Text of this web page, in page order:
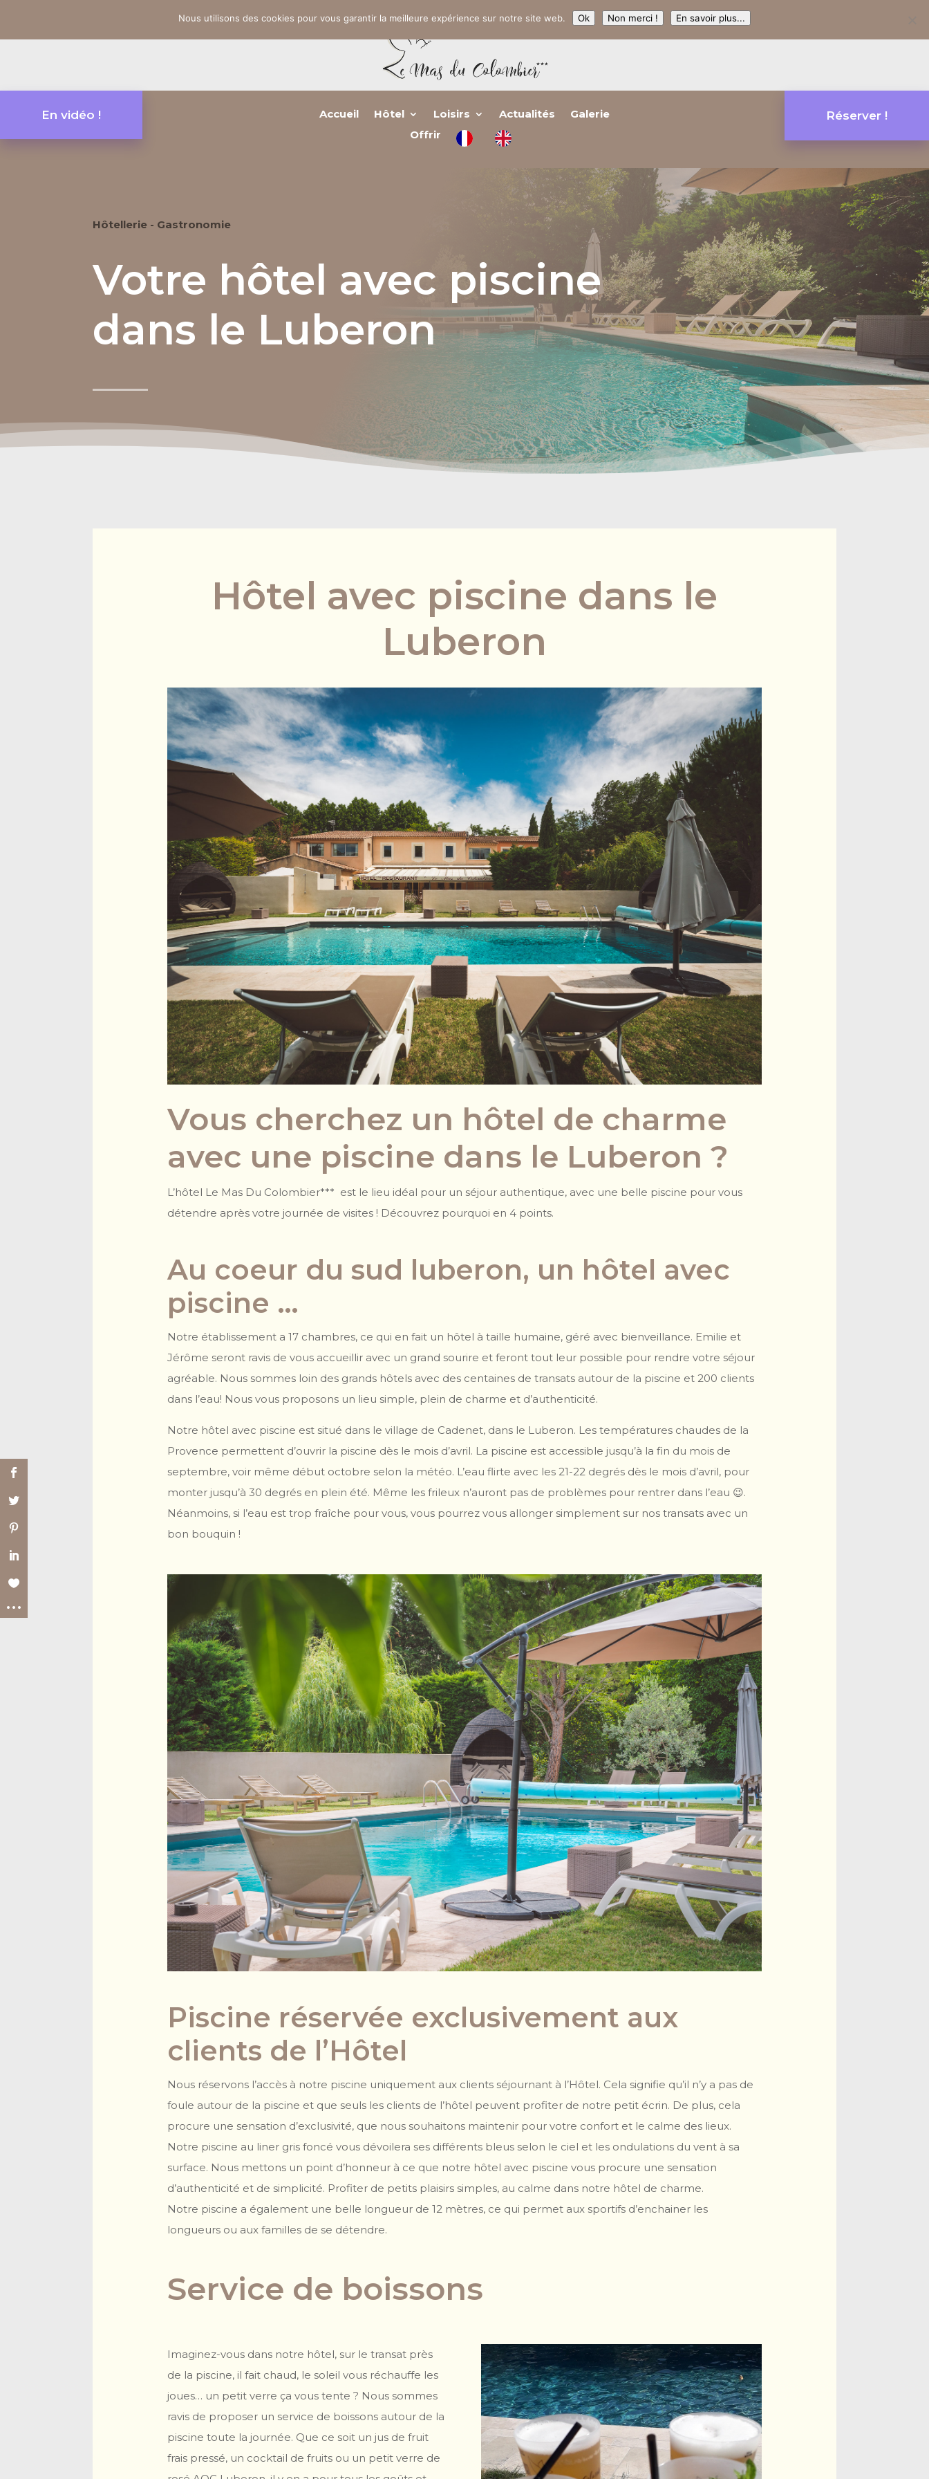
En vidéo ! Accueil Hôtel Loisirs Actualités
Galerie
Offrir
Réserver !
Hôtellerie - Gastronomie
Votre hôtel avec piscine
dans le Luberon
Hôtel avec piscine dans le
Luberon
Vous cherchez un hôtel de charme
avec une piscine dans le Luberon ?
L’hôtel Le Mas Du Colombier*** est le lieu idéal pour un séjour authentique, avec une belle piscine pour vous
détendre après votre journée de visites ! Découvrez pourquoi en 4 points.
Au coeur du sud luberon, un hôtel avec
piscine …
Notre établissement a 17 chambres, ce qui en fait un hôtel à taille humaine, géré avec bienveillance. Emilie et
Jérôme seront ravis de vous accueillir avec un grand sourire et feront tout leur possible pour rendre votre séjour
agréable. Nous sommes loin des grands hôtels avec des centaines de transats autour de la piscine et 200 clients
dans l’eau! Nous vous proposons un lieu simple, plein de charme et d’authenticité.
Notre hôtel avec piscine est situé dans le village de Cadenet, dans le Luberon. Les températures chaudes de la
Provence permettent d’ouvrir la piscine dès le mois d’avril. La piscine est accessible jusqu’à la fin du mois de
septembre, voir même début octobre selon la météo. L’eau flirte avec les 21-22 degrés dès le mois d’avril, pour
monter jusqu’à 30 degrés en plein été. Même les frileux n’auront pas de problèmes pour rentrer dans l’eau 😉.
Néanmoins, si l’eau est trop fraîche pour vous, vous pourrez vous allonger simplement sur nos transats avec un
bon bouquin !
Piscine réservée exclusivement aux
clients de l’Hôtel
Nous réservons l’accès à notre piscine uniquement aux clients séjournant à l’Hôtel. Cela signifie qu’il n’y a pas de
foule autour de la piscine et que seuls les clients de l’hôtel peuvent profiter de notre petit écrin. De plus, cela
procure une sensation d’exclusivité, que nous souhaitons maintenir pour votre confort et le calme des lieux.
Notre piscine au liner gris foncé vous dévoilera ses différents bleus selon le ciel et les ondulations du vent à sa
surface. Nous mettons un point d’honneur à ce que notre hôtel avec piscine vous procure une sensation
d’authenticité et de simplicité. Profiter de petits plaisirs simples, au calme dans notre hôtel de charme.
Notre piscine a également une belle longueur de 12 mètres, ce qui permet aux sportifs d’enchainer les
longueurs ou aux familles de se détendre.
Service de boissons
Imaginez-vous dans notre hôtel, sur le transat près
de la piscine, il fait chaud, le soleil vous réchauffe les
joues… un petit verre ça vous tente ? Nous sommes
ravis de proposer un service de boissons autour de la
piscine toute la journée. Que ce soit un jus de fruit
frais pressé, un cocktail de fruits ou un petit verre de
Nous utilisons des cookies pour vous garantir la meilleure expérience sur notre site web. Ok Non merci ! En savoir plus...